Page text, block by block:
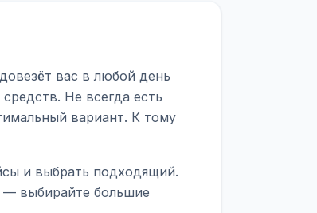
вас в любой день
Не всегда есть
вариант. К тому
и выбрать подходящий.
— выбирайте большие